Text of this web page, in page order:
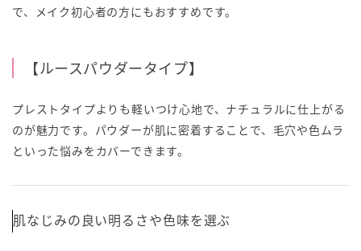
で、メイク初心者の方にもおすすめです。
【ルースパウダータイプ】
プレストタイプよりも軽いつけ心地で、ナチュラルに仕上がる
のが魅力です。パウダーが肌に密着することで、毛穴や色ムラ
といった悩みをカバーできます。
肌なじみの良い明るさや色味を選ぶ